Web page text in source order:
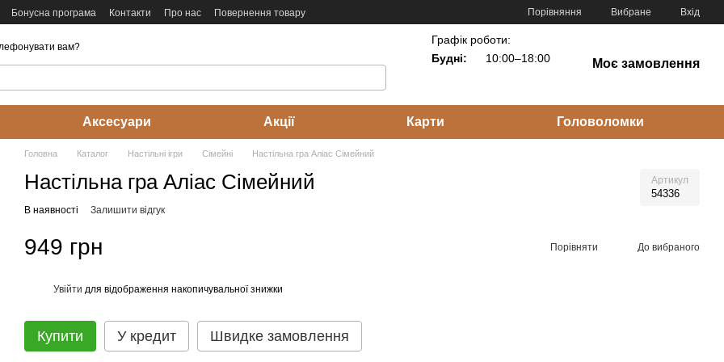
Бонусна програма Контакти Про нас
Повернення товару
Порівняння Вибране Вхід
вам?
Графік роботи:
Будні:
10:00–18:00 Моє замовлення
Аксесуари Акції Карти Головоломки
Головна Каталог Настільні ігри Cімейні Настільна гра Аліас Сімейний
Настільна гра Аліас Сімейний Артикул
54336
В наявності Залишити відгук
949 грн Порівняти До вибраного
Увійти для відображення накопичувальної знижки
Купити У кредит Швидке замовлення